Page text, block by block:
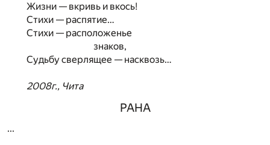
Жизни — вкривь и вкось!
Стихи — распятие…
Стихи — расположенье
знаков,
Судьбу сверлящее — насквозь…
2008г., Чита
РАНА
...